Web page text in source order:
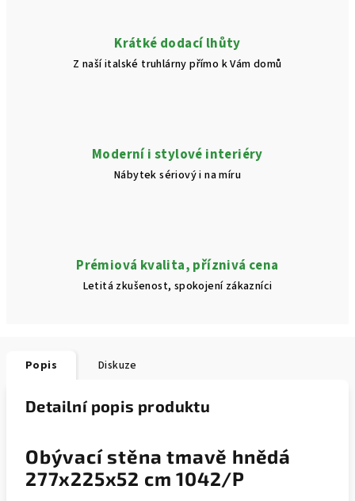
Krátké dodací lhůty
Z naší italské truhlárny přímo k Vám domů
Moderní i stylové interiéry
Nábytek sériový i na míru
Prémiová kvalita, příznivá cena
Letitá zkušenost, spokojení zákazníci
Popis Diskuze
Detailní popis produktu
Obývací stěna tmavě hnědá
277x225x52 cm 1042/P